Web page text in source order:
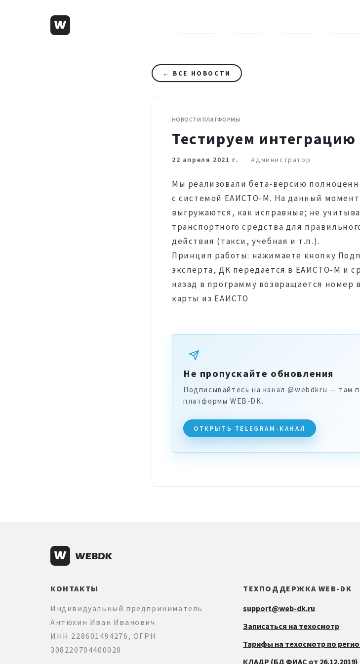
← ВСЕ НОВОСТИ
НОВОСТИ ПЛАТФОРМЫ
Тестируем
22 апреля 2021 г. Администратор
Мы реализовали бета-версию
с системой ЕАИСТО-М. На данный
выгружаются, как исправные; не
транспортного средства для
действия (такси, учебная и т.п.).
Принцип работы: нажимаете кнопку
эксперта, ДК передается в ЕАИСТО-М и
назад в программу возвращается номер
карты из ЕАИСТО
Не пропускайте обновления
Подписывайтесь на канал @webdkru — там
платформы WEB-DK.
ОТКРЫТЬ TELEGRAM-КАНАЛ
КОНТАКТЫ
Индивидуальный предприниматель
Антюхин Иван Иванович
ИНН 228601494276, ОГРН
308220704400020
ТЕХПОДДЕРЖКА WEB-DK
support@web-dk.ru
Записаться на техосмотр
Тарифы на техосмотр по
КЛАДР (БД ФИАС от 26.12.2019)